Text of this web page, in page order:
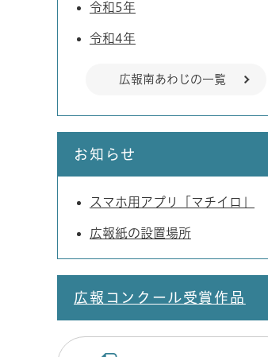
令和5年
令和4年
広報南あわじの一覧
お知らせ
スマホ用アプリ「マチイロ」
広報紙の設置場所
広報コンクール受賞作品